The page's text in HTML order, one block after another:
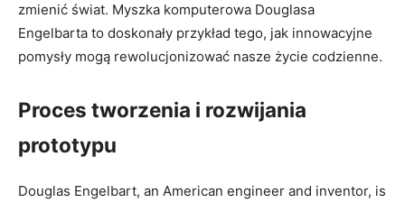
zmienić świat.⁢ Myszka komputerowa Douglasa
⁢Engelbarta to doskonały przykład tego, jak innowacyjne
pomysły mogą rewolucjonizować nasze życie codzienne.
Proces tworzenia i rozwijania
prototypu
Douglas Engelbart, an American engineer ​and inventor,⁤ is